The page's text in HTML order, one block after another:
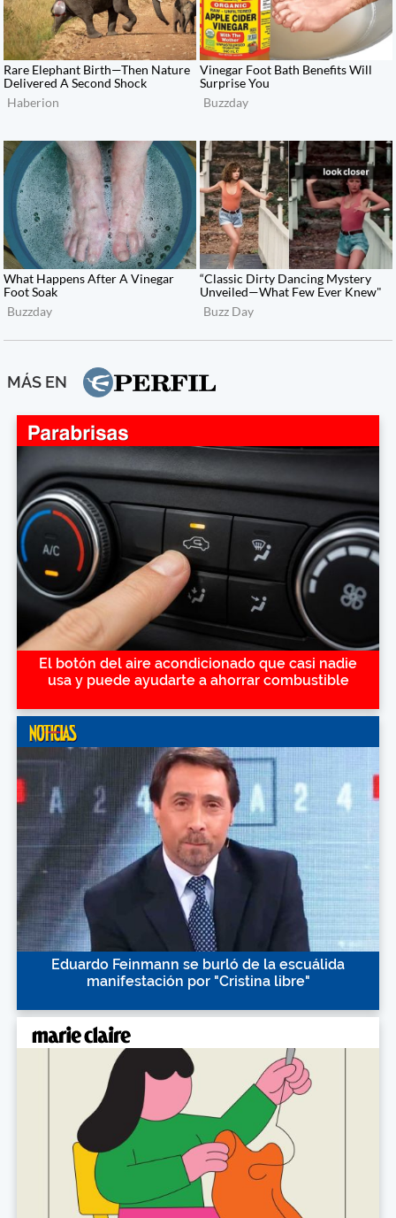
MÁS EN
El botón del aire acondicionado que casi nadie
usa y puede ayudarte a ahorrar combustible
Eduardo Feinmann se burló de la escuálida
manifestación por "Cristina libre"